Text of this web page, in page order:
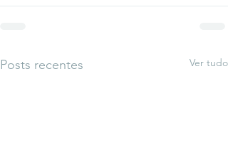
Posts recentes Ver tudo